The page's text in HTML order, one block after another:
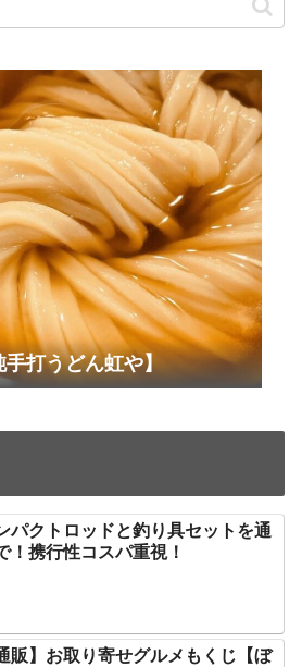
打うどん虹や】
パクトロッドと釣り具セットを通
！携行性コスパ重視！
販】お取り寄せグルメもくじ【ぼ